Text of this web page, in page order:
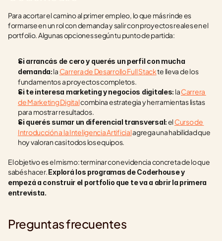
Para acortar el camino al primer empleo, lo que más rinde es
formarse en un rol con demanda y salir con proyectos reales en el
portfolio. Algunas opciones según tu punto de partida:
Si arrancás de cero y querés un perfil con mucha
demanda: la Carrera de Desarrollo Full Stack te lleva de los
fundamentos a proyectos completos.
Si te interesa marketing y negocios digitales: la Carrera
de Marketing Digital combina estrategia y herramientas listas
para mostrar resultados.
Si querés sumar un diferencial transversal: el Curso de
Introducción a la Inteligencia Artificial agrega una habilidad que
hoy valoran casi todos los equipos.
El objetivo es el mismo: terminar con evidencia concreta de lo que
sabés hacer. Explorá los programas de Coderhouse y
empezá a construir el portfolio que te va a abrir la primera
entrevista.
Preguntas frecuentes